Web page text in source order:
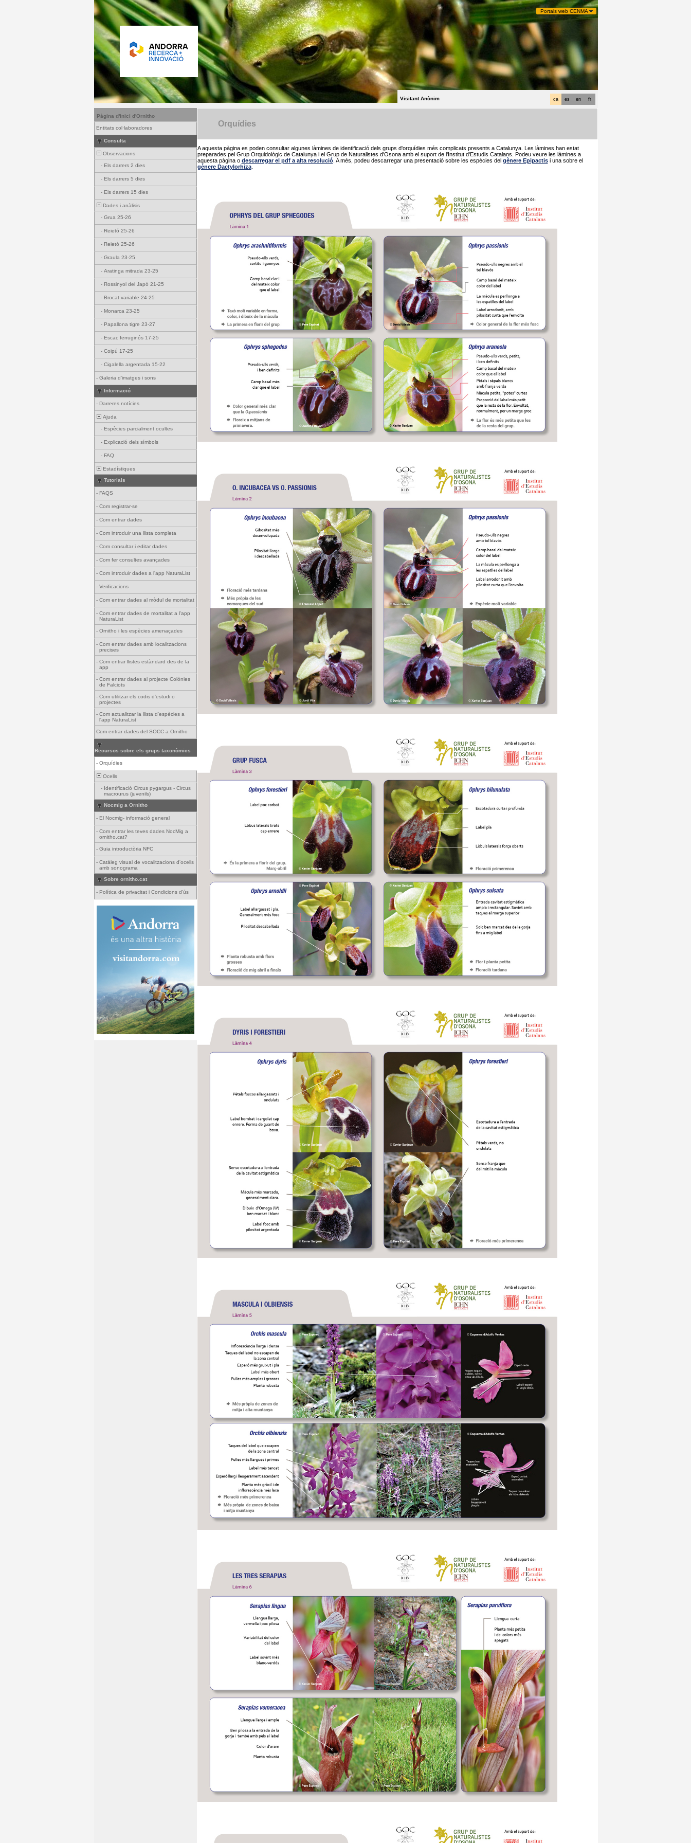
Portals web CENMA
fr
en
es
ca
Visitant Anònim
Pàgina d'inici d'Ornitho
Entitats col·laboradores
Consulta
Observacions
- Els darrers 2 dies
- Els darrers 5 dies
- Els darrers 15 dies
Dades i anàlisis
- Grua 25-26
- Reietó 25-26
- Reietó 25-26
- Graula 23-25
- Aratinga mitrada 23-25
- Rossinyol del Japó 21-25
- Brocat variable 24-25
- Monarca 23-25
- Papallona tigre 23-27
- Escac ferruginós 17-25
- Coipú 17-25
- Cigalella argentada 15-22
- Galeria d'imatges i sons
Informació
- Darreres notícies
Ajuda
- Espècies parcialment ocultes
- Explicació dels símbols
- FAQ
Estadístiques
Tutorials
- FAQS
- Com registrar-se
- Com entrar dades
- Com introduir una llista completa
- Com consultar i editar dades
- Com fer consultes avançades
- Com introduir dades a l'app NaturaList
- Verificacions
- Com entrar dades al mòdul de mortalitat
- Com entrar dades de mortalitat a l'app
NaturaList
- Ornitho i les espècies amenaçades
- Com entrar dades amb localitzacions
precises
- Com entrar llistes estàndard des de la
app
- Com entrar dades al projecte Colònies
de Falciots
- Com utilitzar els codis d'estudi o
projectes
- Com actualitzar la llista d'espècies a
l'app NaturaList
Com entrar dades del SOCC a Ornitho
Recursos sobre els grups taxonòmics
- Orquídies
Ocells
- Identificació Circus pygargus - Circus
macrourus (juvenils)
Nocmig a Ornitho
- El Nocmig- informació general
- Com entrar les teves dades NocMig a
ornitho.cat?
- Guia introductòria NFC
- Catàleg visual de vocalitzacions d'ocells
amb sonograma
Sobre ornitho.cat
- Política de privacitat i Condicions d'ús
Orquídies
A aquesta pàgina es poden consultar algunes làmines de identificació dels grups d'orquídies més complicats presents a Catalunya. Les làmines han estat
preparades pel Grup Orquidològic de Catalunya i el Grup de Naturalistes d'Osona amb el suport de l'Institut d'Estudis Catalans. Podeu veure les làmines a
aquesta pàgina o descarregar el pdf a alta resolució. A més, podeu descarregar una presentació sobre les espècies del gènere Epipactisi una sobre el
gènere Dactylorhiza.